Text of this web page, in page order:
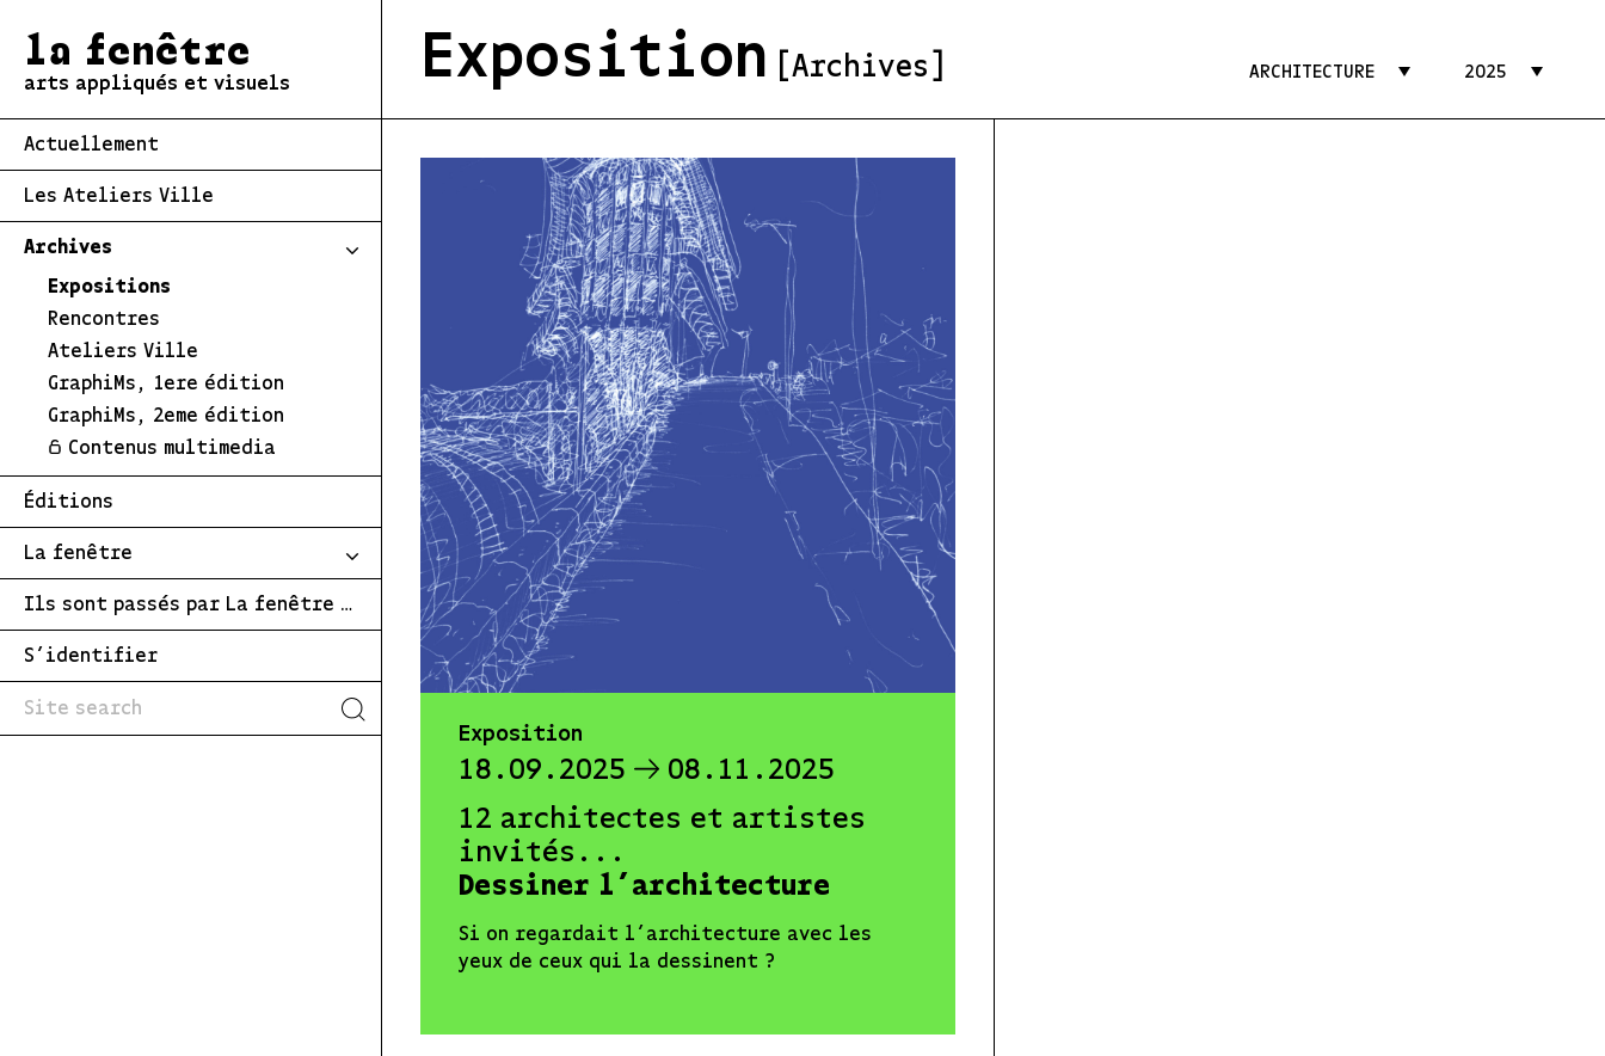
la fenêtre
arts appliqués et visuels
Actuellement
Les Ateliers Ville
Archives
Expositions
Rencontres
Ateliers Ville
GraphiMs, 1ere édition
GraphiMs, 2eme édition
Contenus multimedia
Éditions
La fenêtre
Ils sont passés par La fenêtre …
S’identifier
Exposition [Archives] ARCHITECTURE 2025
Exposition
18.09.2025
08.11.2025
12 architectes et artistes
invités...
Dessiner l’architecture
Si on regardait l’architecture avec les
yeux de ceux qui la dessinent ?